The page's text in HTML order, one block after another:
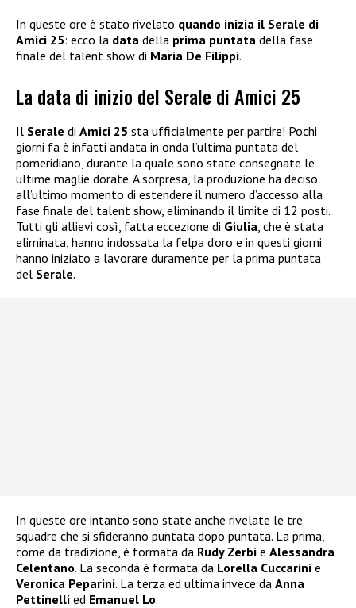
In queste ore è stato rivelato quando inizia il Serale di
Amici 25: ecco la data della prima puntata della fase
finale del talent show di Maria De Filippi.
La data di inizio del Serale di Amici 25
Il Serale di Amici 25 sta ufficialmente per partire! Pochi
giorni fa è infatti andata in onda l’ultima puntata del
pomeridiano, durante la quale sono state consegnate le
ultime maglie dorate. A sorpresa, la produzione ha deciso
all’ultimo momento di estendere il numero d’accesso alla
fase finale del talent show, eliminando il limite di 12 posti.
Tutti gli allievi così, fatta eccezione di Giulia , che è stata
eliminata, hanno indossata la felpa d’oro e in questi giorni
hanno iniziato a lavorare duramente per la prima puntata
del Serale.
In queste ore intanto sono state anche rivelate le tre
squadre che si sfideranno puntata dopo puntata. La prima,
come da tradizione, è formata da Rudy Zerbi e Alessandra
Celentano. La seconda è formata da Lorella Cuccarini e
Veronica Peparini. La terza ed ultima invece da Anna
Pettinelli ed Emanuel Lo.